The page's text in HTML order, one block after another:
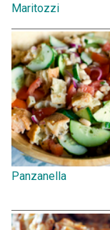
Maritozzi
Panzanella